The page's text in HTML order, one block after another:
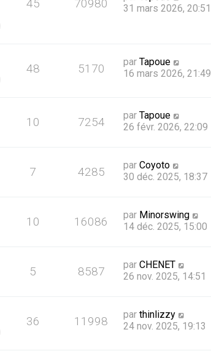
45 70980
31 mars 2026, 20:51
48 5170 par Tapoue
16 mars 2026, 21:49
10 7254 par Tapoue
26 févr. 2026, 22:09
7 4285 par Coyoto
30 déc. 2025, 18:37
10 16086 par Minorswing
14 déc. 2025, 15:00
5 8587 par CHENET
26 nov. 2025, 14:51
36 11998 par thinlizzy
24 nov. 2025, 19:13